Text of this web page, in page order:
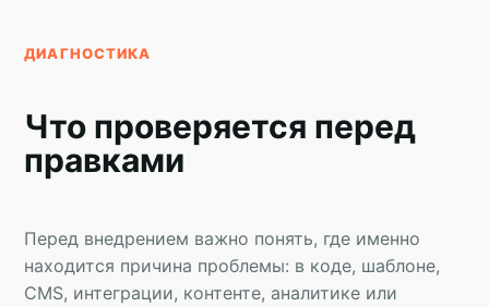
ДИАГНОСТИКА
Что проверяется перед
правками
Перед внедрением важно понять, где именно
находится причина проблемы: в коде, шаблоне,
CMS, интеграции, контенте, аналитике или